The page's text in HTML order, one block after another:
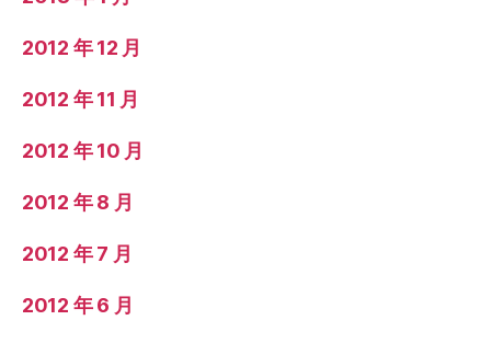
2012 年 12 月
2012 年 11 月
2012 年 10 月
2012 年 8 月
2012 年 7 月
2012 年 6 月